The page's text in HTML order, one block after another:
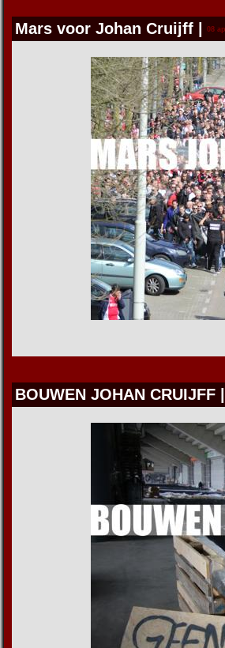
Mars voor Johan Cruijff 08
BOUWEN JOHAN CRUIJFF